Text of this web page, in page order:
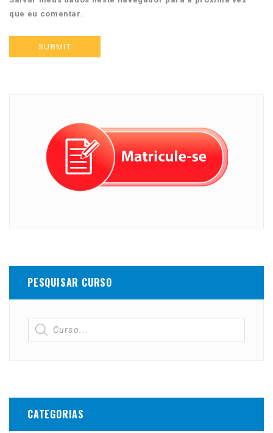
que eu comentar.
PESQUISAR CURSO
CATEGORIAS